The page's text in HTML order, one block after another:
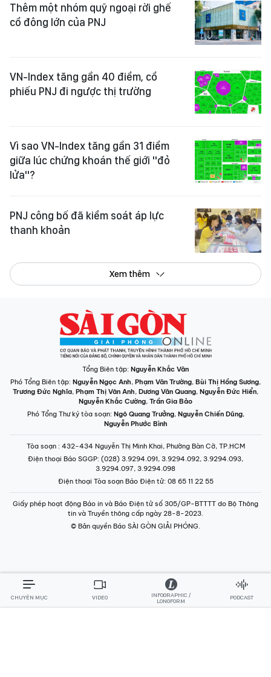
Thêm một nhóm quỹ ngoại rời ghế
cổ đông lớn của PNJ
VN-Index tăng gần 40 điểm, cổ
phiếu PNJ đi ngược thị trường
Vì sao VN-Index tăng gần 31 điểm
giữa lúc chứng khoán thế giới "đỏ
lửa"?
PNJ công bố đã kiểm soát áp lực
thanh khoản
Xem thêm
Tổng Biên tập: Nguyễn Khắc Văn
Phó Tổng Biên tập: Nguyễn Ngọc Anh, Phạm Văn Trường, Bùi Thị Hồng Sương,
Trương Đức Nghĩa, Phạm Thị Vân Anh, Dương Văn Quang, Nguyễn Đức Hiển,
Nguyễn Khắc Cường, Trần Gia Bảo
Phó Tổng Thư ký tòa soạn: Ngô Quang Trưởng, Nguyễn Chiến Dũng,
Nguyễn Phước Bình
Tòa soạn : 432-434 Nguyễn Thị Minh Khai, Phường Bàn Cờ, TP.HCM
Điện thoại Báo SGGP: (028) 3.9294.091, 3.9294.092, 3.9294.093,
3.9294.097, 3.9294.098
Điện thoại Tòa soạn Báo Điện tử: 08 65 11 22 55
Giấy phép hoạt động Báo in và Báo Điện tử số 305/GP-BTTTT do Bộ Thông
tin và Truyền thông cấp ngày 28-8-2023.
© Bản quyền Báo SÀI GÒN GIẢI PHÓNG.
CHUYÊN MỤC VIDEO
INFOGRAPHIC /
LONGFORM
PODCAST